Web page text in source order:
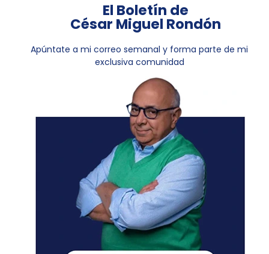
El Boletín de
César Miguel Rondón
Apúntate a mi correo semanal y forma parte de mi
exclusiva comunidad